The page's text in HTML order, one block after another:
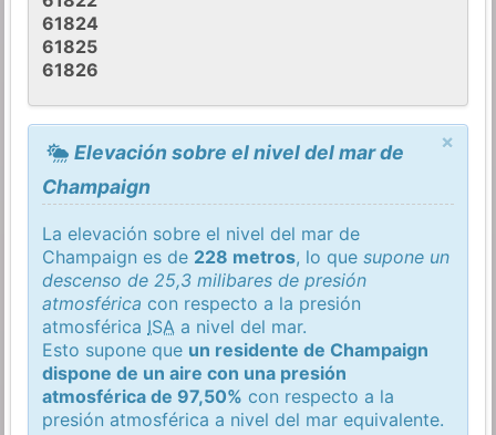
61824
61825
61826
×
Elevación sobre el nivel del mar de
Champaign
La elevación sobre el nivel del mar de
Champaign es de 228 metros, lo quesupone un
descenso de 25,3 milibares de presión
atmosférica con respecto a la presión
atmosférica ISA a nivel del mar.
Esto supone que un residente de Champaign
dispone de un aire con una presión
atmosférica de 97,50% con respecto a la
presión atmosférica a nivel del mar equivalente.